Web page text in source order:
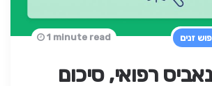
זנים
רפואי, סיכום
1 minute read